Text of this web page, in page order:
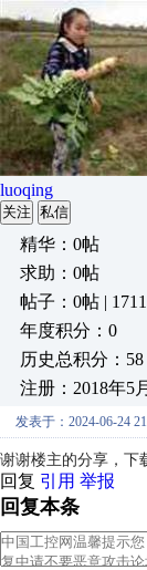
luoqing
关注 私信
精华：0帖
求助：0帖
帖子：0帖 |
年度积分：0
历史总积分：58
注册：2018年5
发表于：2024-06-24
谢谢楼主的分享，下
回复 引用 举报
回复本条